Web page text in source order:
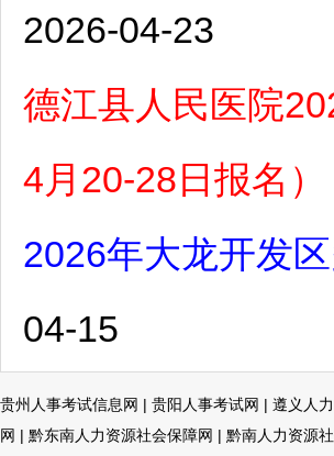
2026-04-23
德江县人民医院
4月20-28日报名）
2026年大龙开发
04-15
贵州人事考试信息网 | 贵阳人事考试网 | 遵义人
网 | 黔东南人力资源社会保障网 | 黔南人力资源